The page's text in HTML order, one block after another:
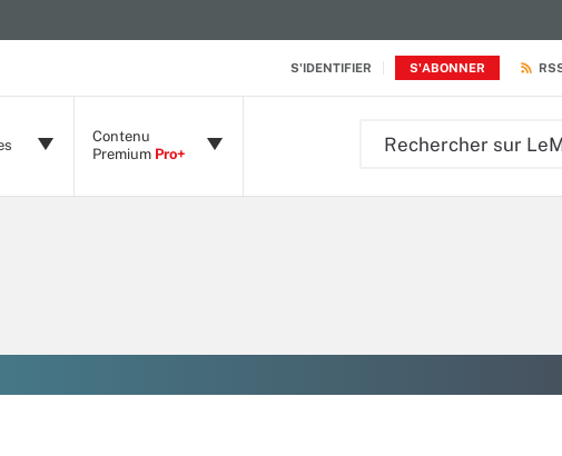
S'IDENTIFIER S'ABONNER
Contenu
Premium Pro+